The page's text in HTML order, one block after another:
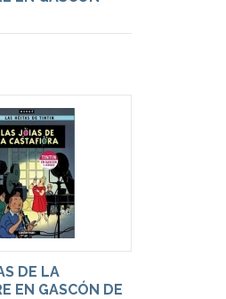
DE LA
EN GASCÓN DE